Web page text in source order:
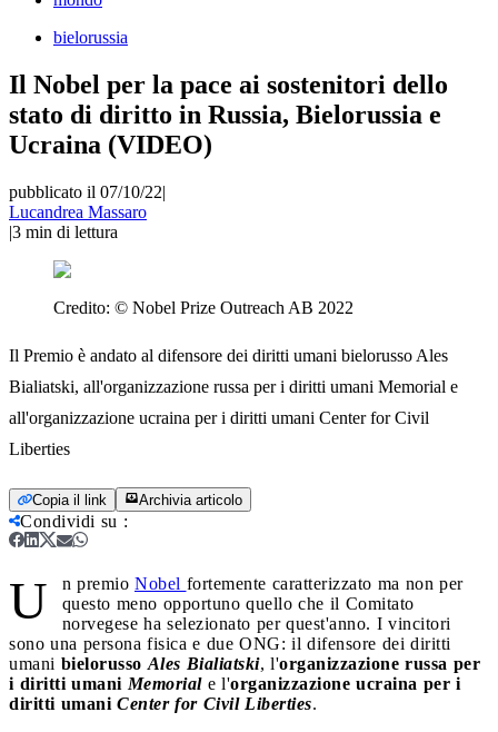
bielorussia
Il Nobel per la pace ai sostenitori dello
stato di diritto in Russia, Bielorussia e
Ucraina (VIDEO)
pubblicato il 07/10/22|
Lucandrea Massaro
|3 min di lettura
Credito: © Nobel Prize Outreach AB 2022
Il Premio è andato al difensore dei diritti umani bielorusso Ales
Bialiatski, all'organizzazione russa per i diritti umani Memorial e
all'organizzazione ucraina per i diritti umani Center for Civil
Liberties
Copia il link Archivia articolo
Condividi su :
U n premio Nobel fortemente caratterizzato ma non per
questo meno opportuno quello che il Comitato
norvegese ha selezionato per quest'anno. I vincitori
sono una persona fisica e due ONG: il difensore dei diritti
umani bielorusso Ales Bialiatski, l'organizzazione russa per
i diritti umani Memoriale l'organizzazione ucraina per i
diritti umani Center for Civil Liberties.